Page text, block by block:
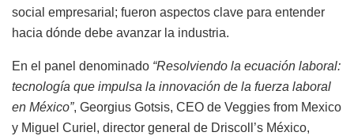
social empresarial; fueron aspectos clave para entender
hacia dónde debe avanzar la industria.
En el panel denominado “Resolviendo la ecuación laboral:
tecnología que impulsa la innovación de la fuerza laboral
en México”, Georgius Gotsis, CEO de Veggies from Mexico
y Miguel Curiel, director general de Driscoll’s México,